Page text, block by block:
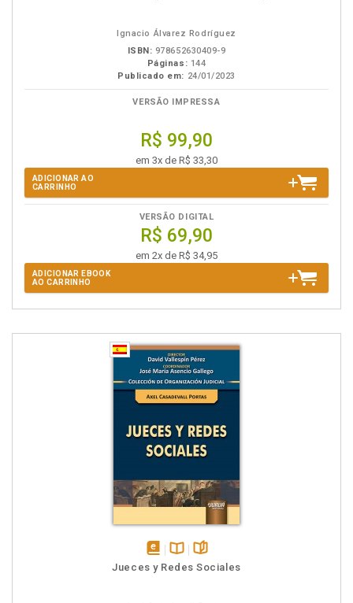
Ignacio Álvarez Rodríguez
ISBN: 978652630409-9
Páginas: 144
Publicado em: 24/01/2023
VERSÃO IMPRESSA
R$ 99,90
em 3x de R$ 33,30
ADICIONAR AO
CARRINHO
VERSÃO DIGITAL
R$ 69,90
em 2x de R$ 34,95
ADICIONAR EBOOK
AO CARRINHO
disponívelDisponível
páginas
Jueces y Redes Sociales